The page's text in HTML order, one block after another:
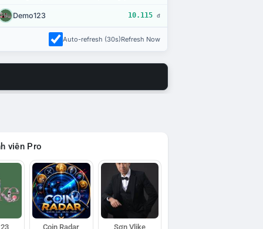
Demo123 10.115 đ
Auto-refresh (30s)Refresh Now
viên Pro
Coin Radar Sơn Vlike